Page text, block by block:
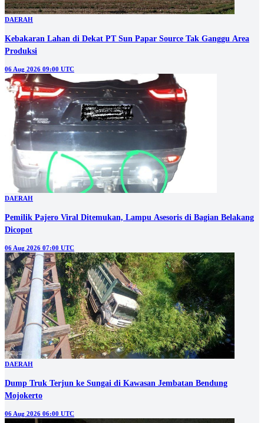
DAERAH
Kebakaran Lahan di Dekat PT Sun Papar Source Tak Ganggu Area
Produksi
06 Aug 2026 09:00 UTC
DAERAH
Pemilik Pajero Viral Ditemukan, Lampu Asesoris di Bagian Belakang
Dicopot
06 Aug 2026 07:00 UTC
DAERAH
Dump Truk Terjun ke Sungai di Kawasan Jembatan Bendung
Mojokerto
06 Aug 2026 06:00 UTC